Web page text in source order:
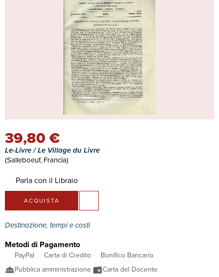
39,80 €
Le-Livre / Le Village du Livre
(Salleboeuf, Francia)
Parla con il Libraio
ACQUISTA
Destinazione, tempi e costi
Metodi di Pagamento
PayPal Carta di Credito
Bonifico Bancario
Pubblica amministrazione
Carta del Docente